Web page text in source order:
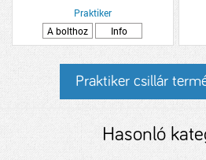
Praktiker
A bolthoz
Info
Praktiker csillár
Hasonló